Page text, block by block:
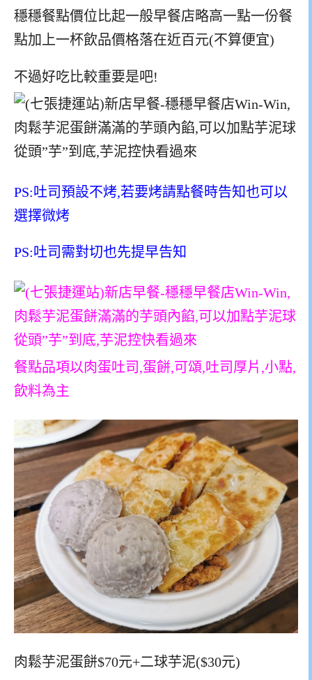
穩穩餐點價位比起一般早餐店略高一點一份餐
點加上一杯飲品價格落在近百元(不算便宜)
不過好吃比較重要是吧!
PS:吐司預設不烤,若要烤請點餐時告知也可以
選擇微烤
PS:吐司需對切也先提早告知
餐點品項以肉蛋吐司,蛋餅,可頌,吐司厚片,小點,
飲料為主
肉鬆芋泥蛋餅$70元+二球芋泥($30元)